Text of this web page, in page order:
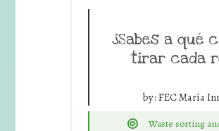
¿Sabes a qué
tirar cada
by: FEC María
Waste sorting